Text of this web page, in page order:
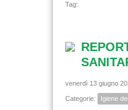
Tag:
venerdì 13 giugno
Categorie: Igiene